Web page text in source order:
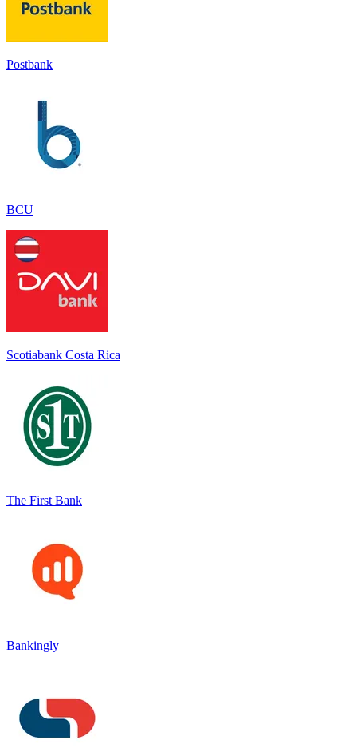
Postbank
BCU
Scotiabank Costa Rica
The First Bank
Bankingly